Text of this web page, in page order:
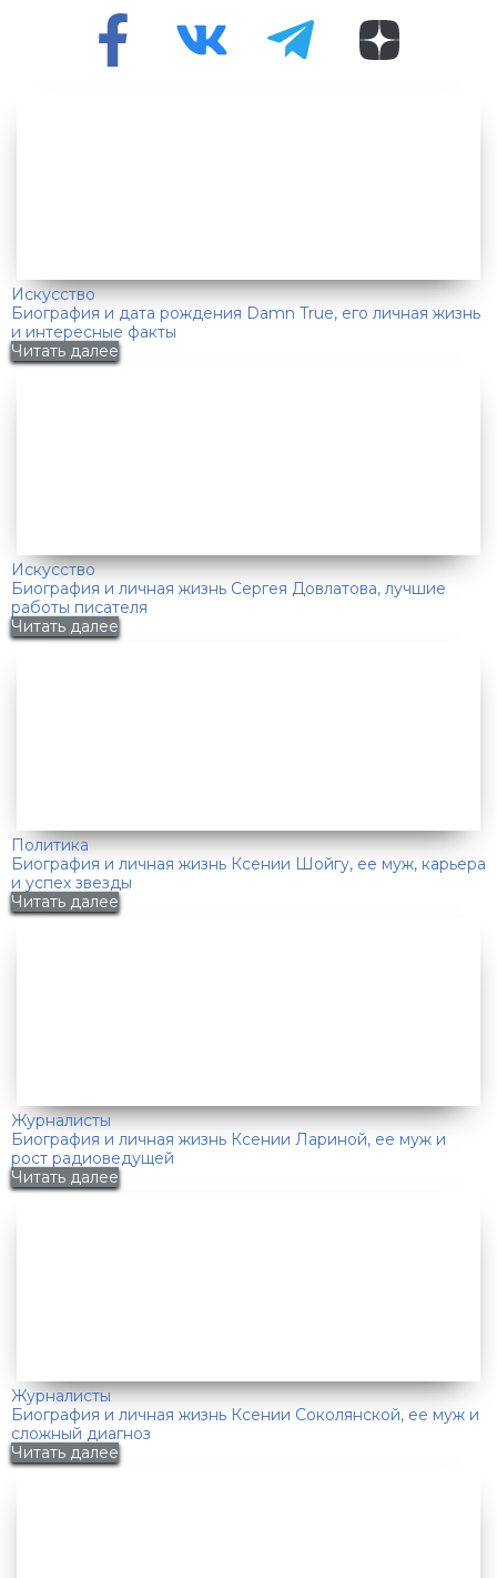
Искусство
Биография и дата рождения Damn True, его личная жизнь
и интересные факты
Читать далее
Искусство
Биография и личная жизнь Сергея Довлатова, лучшие
работы писателя
Читать далее
Политика
Биография и личная жизнь Ксении Шойгу, ее муж, карьера
и успех звезды
Читать далее
Журналисты
Биография и личная жизнь Ксении Лариной, ее муж и
рост радиоведущей
Читать далее
Журналисты
Биография и личная жизнь Ксении Соколянской, ее муж и
сложный диагноз
Читать далее